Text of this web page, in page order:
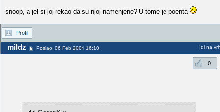
snoop, a jel si joj rekao da su njoj namenjene? U tome je poenta
Profil
mildz Poslao: 06 Feb 2004 16:10 Idi na vrh
0